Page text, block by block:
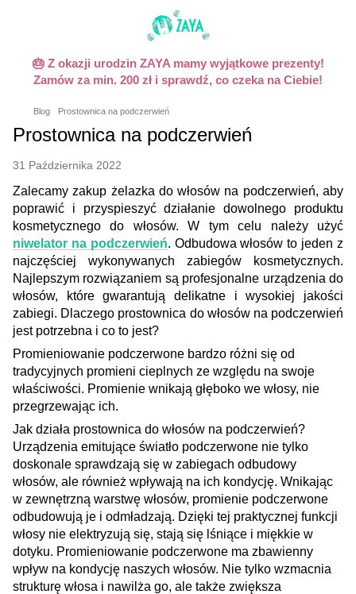
🎂 Z okazji urodzin ZAYA mamy wyjątkowe prezenty!
Zamów za min. 200 zł i sprawdź, co czeka na Ciebie!
Blog Prostownica na podczerwień
Prostownica na podczerwień
31 Października 2022
Zalecamy zakup żelazka do włosów na podczerwień, aby
poprawić i przyspieszyć działanie dowolnego produktu
kosmetycznego do włosów. W tym celu należy użyć
niwelator na podczerwień. Odbudowa włosów to jeden z
najczęściej wykonywanych zabiegów kosmetycznych.
Najlepszym rozwiązaniem są profesjonalne urządzenia do
włosów, które gwarantują delikatne i wysokiej jakości
zabiegi. Dlaczego prostownica do włosów na podczerwień
jest potrzebna i co to jest?
Promieniowanie podczerwone bardzo różni się od
tradycyjnych promieni cieplnych ze względu na swoje
właściwości. Promienie wnikają głęboko we włosy, nie
przegrzewając ich.
Jak działa prostownica do włosów na podczerwień?
Urządzenia emitujące światło podczerwone nie tylko
doskonale sprawdzają się w zabiegach odbudowy
włosów, ale również wpływają na ich kondycję. Wnikając
w zewnętrzną warstwę włosów, promienie podczerwone
odbudowują je i odmładzają. Dzięki tej praktycznej funkcji
włosy nie elektryzują się, stają się lśniące i miękkie w
dotyku. Promieniowanie podczerwone ma zbawienny
wpływ na kondycję naszych włosów. Nie tylko wzmacnia
strukturę włosa i nawilża go, ale także zwiększa